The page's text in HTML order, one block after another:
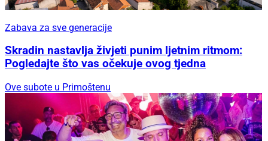
Zabava za sve generacije
Skradin nastavlja živjeti punim ljetnim ritmom:
Pogledajte što vas očekuje ovog tjedna
Ove subote u Primoštenu